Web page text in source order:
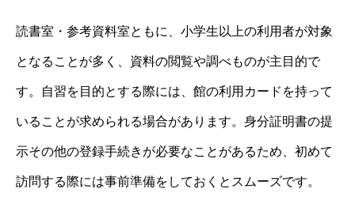
読書室・参考資料室ともに、小学生以上の利用者が対象
となることが多く、資料の閲覧や調べものが主目的で
す。自習を目的とする際には、館の利用カードを持って
いることが求められる場合があります。身分証明書の提
示その他の登録手続きが必要なことがあるため、初めて
訪問する際には事前準備をしておくとスムーズです。